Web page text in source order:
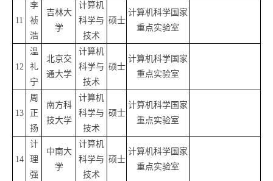
11
李
祯
浩
吉林大
学
计算机
科学与
技术
硕士
计算机科学国家
重点实验室
12
温
礼
宁
北京交
通大学
计算机
科学与
技术
硕士
计算机科学国家
重点实验室
13
周
正
扬
南方科
技大学
计算机
科学与
技术
硕士
计算机科学国家
重点实验室
14
计
理
强
中南大
学
计算机
科学与
技术
硕士
计算机科学国家
重点实验室